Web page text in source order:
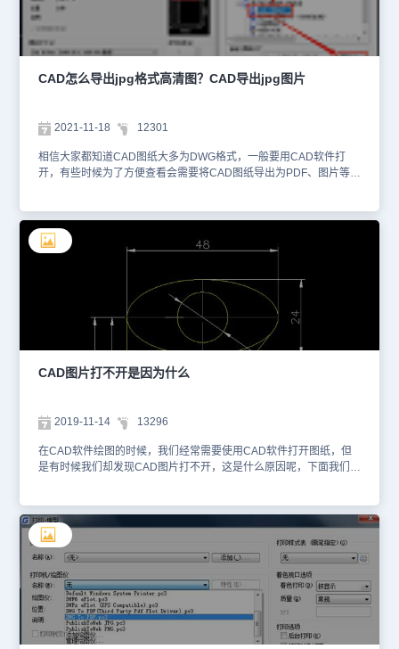
CAD图片，在软件左侧特性栏中找到【图像调整】，点击【淡入度】
后的【…】按钮。如下图所示： 此时会弹出【图像调整】对话框，
在其中滑动淡入度滑块来调整CAD淡入度，对话框右侧会显示调整后
的图片预览。如下图所示： 调整完成后点击【确定】按钮，即可完
成CAD图片透明度设置。效果图如下所示： 本文给大家分享了两种
设置CAD图片透明度的方法，你学会了吗？后续的CAD教程文章中
们一定要持续关注浩辰CAD软件官网教程专区哦！
CAD怎么导出jpg格式高清图？CAD导出jpg图片
2021-11-18 12301
相信大家都知道CAD图纸大多为DWG格式，一般要用CAD软件打
开，有些时候为了方便查看会需要将CAD图纸导出为PDF、图片等格
JPG图片的操作步骤：在浩辰CAD软件中打开需要导出为JPG格式的
图纸文件后，使用快捷键【Ctrl+P】调出【打印 – 模型】对话框，在
【打印机/绘图仪】组中的【名称】后选择框中找到并选中
【特性】即可调出【绘图仪配置编辑器 - PublishToWeb JPG.pc3】
对话框，在【设备和文档设置】选项卡中找到并点击【自定义图纸尺
寸】，点击【添加】。如下图所示：在跳出的【自定义图纸】对话框
中根据自身需求完成图纸的新建。如下图所示：点击【完成】后即可
跳回【绘图仪配置编辑器 - PublishToWeb JPG.pc3】对话框，在
【自定义图纸尺寸】列表中，选取刚刚新建的图纸，点击【确定】。
如下图所示：设置完成绘图仪后会自动跳回到【打印-模型】对话
件保存位置、名称等参数后点击【保存】即可。如下图所示：上述
CAD教程中小编给大家分享了浩辰CAD软件中将CAD导出JPG图片
的具体操作步骤，你学会了吗？对此感兴趣的小伙伴可以访问浩辰
CAD软件官网教程专区查看更多相关CAD教程哦！
CAD图片打不开是因为什么
2019-11-14 13296
在CAD软件绘图的时候，我们经常需要使用CAD软件打开图纸，但
是有时候我们却发现CAD图片打不开，这是什么原因呢，下面我们就
件的路径，如果路径有发生改变的话，是无法找到的！2、如果用低
版本的CAD软件打开高版本的文件的话，也可能出现无法打开的情
况，这个时候只能安装高版本的CAD软件3、文件本身已经损坏，这
种情况是比较常见的，也是最烦人的，如果出现这种情况的话，可以
使用软件的修复功能进行修复，没有更好的解决办法。4、使用了某
些第三方开发的软件、而你现在的电脑里没有安装这类软件，比如你
使用了某些版本的理正或者天正，解决办法：在自己电脑里再装一下
这些软件。5、是自己电脑里面的CAD软件出现了问题，这个时候需
要重新安装一次软件，在删除掉软件的时候，记得清理一下注册表，